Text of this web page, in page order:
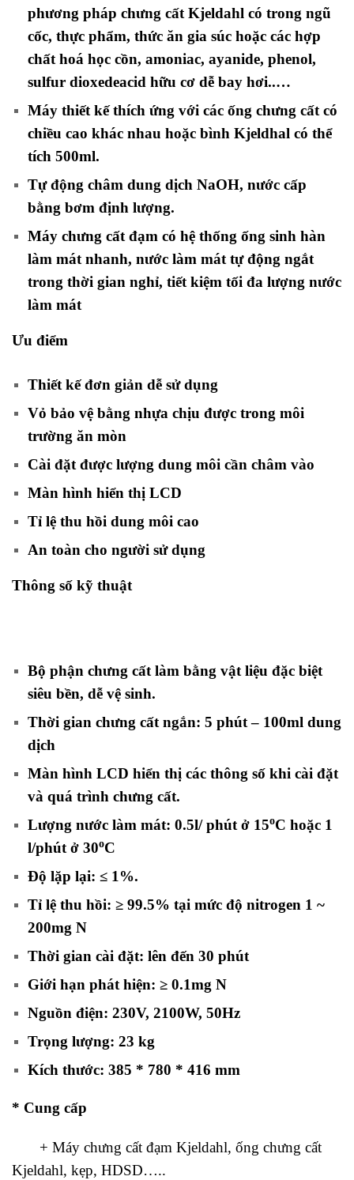
phương pháp chưng cất Kjeldahl có trong ngũ
cốc, thực phẩm, thức ăn gia súc hoặc các hợp
chất hoá học cồn, amoniac, ayanide, phenol,
sulfur dioxedeacid hữu cơ dễ bay hơi..…
Máy thiết kế thích ứng với các ống chưng cất có
chiều cao khác nhau hoặc bình Kjeldhal có thể
tích 500ml.
Tự động châm dung dịch NaOH, nước cấp
bằng bơm định lượng.
Máy chưng cất đạm có hệ thống ống sinh hàn
làm mát nhanh, nước làm mát tự động ngắt
trong thời gian nghỉ, tiết kiệm tối đa lượng nước
làm mát
Ưu điểm
Thiết kế đơn giản dễ sử dụng
Vỏ bảo vệ bằng nhựa chịu được trong môi
trường ăn mòn
Cài đặt được lượng dung môi cần châm vào
Màn hình hiển thị LCD
Tỉ lệ thu hồi dung môi cao
An toàn cho người sử dụng
Thông số kỹ thuật
Bộ phận chưng cất làm bằng vật liệu đặc biệt
siêu bền, dễ vệ sinh.
Thời gian chưng cất ngắn: 5 phút – 100ml dung
dịch
Màn hình LCD hiển thị các thông số khi cài đặt
và quá trình chưng cất.
Lượng nước làm mát: 0.5l/ phút ở 15oC hoặc 1
l/phút ở 30oC
Độ lặp lại: ≤ 1%.
Tỉ lệ thu hồi: ≥ 99.5% tại mức độ nitrogen 1 ~
200mg N
Thời gian cài đặt: lên đến 30 phút
Giới hạn phát hiện: ≥ 0.1mg N
Nguồn điện: 230V, 2100W, 50Hz
Trọng lượng: 23 kg
Kích thước: 385 * 780 * 416 mm
* Cung cấp
+ Máy chưng cất đạm Kjeldahl, ống chưng cất
Kjeldahl, kẹp, HDSD…..